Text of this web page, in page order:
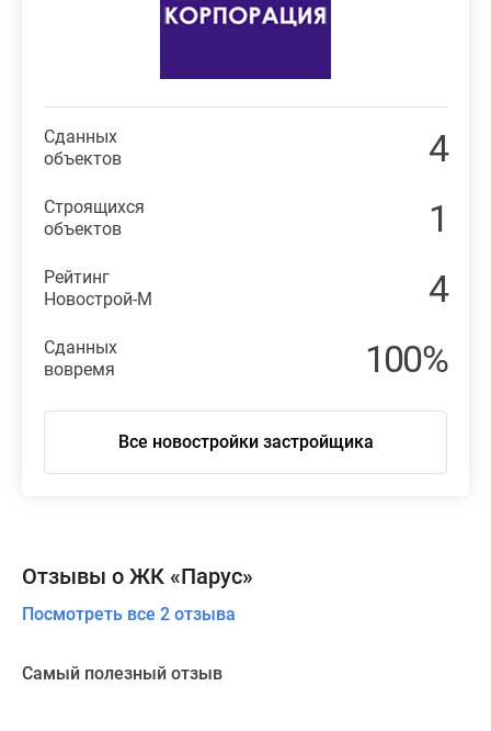
Сданных
объектов
4
Строящихся
объектов
1
Рейтинг
Новострой-М
4
Сданных
вовремя
100%
Все новостройки застройщика
Отзывы о ЖК «Парус»
Посмотреть все 2 отзыва
Самый полезный отзыв